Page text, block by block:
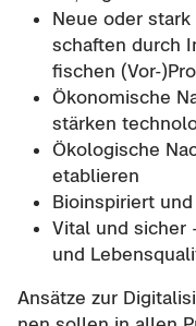
Neue oder
schaf­ten durch
fi­schen (Vor-
Öko­no­mi­sche
stär­ken
Öko­lo­gi­sche
eta­blie­ren
Bio­in­spi­riert
Vital und si­cher
und
An­sät­ze zur